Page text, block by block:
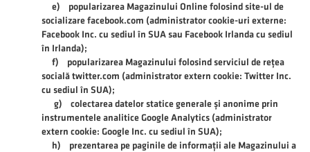
e) popularizarea Magazinului Online folosind site-ul de
socializare facebook.com (administrator cookie-uri externe:
Facebook Inc. cu sediul în SUA sau Facebook Irlanda cu sediul
în Irlanda);
f) popularizarea Magazinului folosind serviciul de rețea
socială twitter.com (administrator extern cookie: Twitter Inc.
cu sediul în SUA);
g) colectarea datelor statice generale și anonime prin
instrumentele analitice Google Analytics (administrator
extern cookie: Google Inc. cu sediul în SUA);
h) prezentarea pe paginile de informații ale Magazinului a